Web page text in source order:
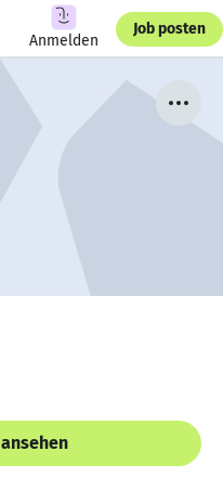
Anmelden
Job posten